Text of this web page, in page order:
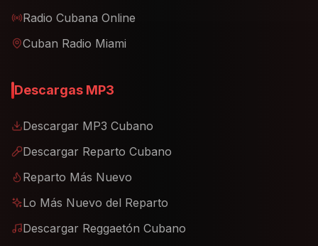
Radio Cubana Online
Cuban Radio Miami
Descargas MP3
Descargar MP3 Cubano
Descargar Reparto Cubano
Reparto Más Nuevo
Lo Más Nuevo del Reparto
Descargar Reggaetón Cubano